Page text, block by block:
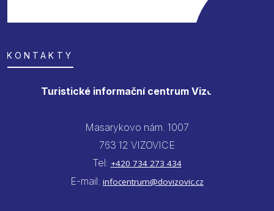
KONTAKTY
Turistické informační centrum Vizovice
Masarykovo nám. 1007
763 12 VIZOVICE
Tel: +420 734 273 434
E-mail: infocentrum@dovizovic.cz